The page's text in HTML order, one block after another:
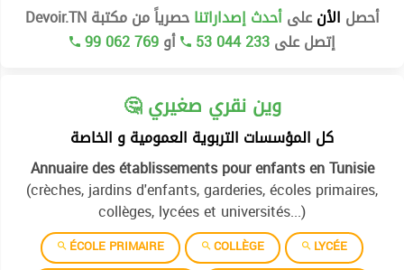
أحصل الأنعلىأحدث إصداراتناحصرياً من مكتبة Devoir.TN
إتصل على53 044 233 أو99 062 769
🤔 وين نقري صغيري
كل المؤسسات التربوية العمومية و الخاصة
Annuaire des établissements pour enfants en Tunisie
(crèches, jardins d'enfants, garderies, écoles primaires,
collèges, lycées et universités...)
ÉCOLE PRIMAIRE COLLÈGE
LYCÉE